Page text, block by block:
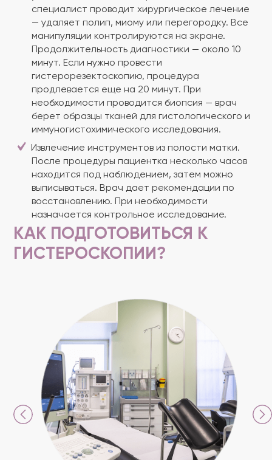
специалист проводит хирургическое лечение
— удаляет полип, миому или перегородку. Все
манипуляции контролируются на экране.
Продолжительность диагностики — около 10
минут. Если нужно провести
гистерорезектоскопию, процедура
продлевается еще на 20 минут. При
необходимости проводится биопсия — врач
берет образцы тканей для гистологического и
иммуногистохимического исследования.
Извлечение инструментов из полости матки.
После процедуры пациентка несколько часов
находится под наблюдением, затем можно
выписываться. Врач дает рекомендации по
восстановлению. При необходимости
назначается контрольное исследование.
КАК ПОДГОТОВИТЬСЯ К
ГИСТЕРОСКОПИИ?